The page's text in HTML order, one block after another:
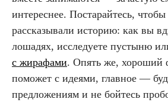
интереснее. Постарайтесь,
рассказывали историю: как вы
лошадях, исследуете пустыню
с жирафами. Опять же, хороший
поможет с идеями, главное —
предложениям и не бойтесь